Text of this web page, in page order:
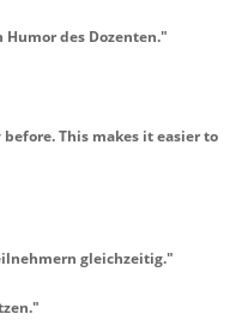
des Dozenten."
This makes it easier to
gleichzeitig."
"